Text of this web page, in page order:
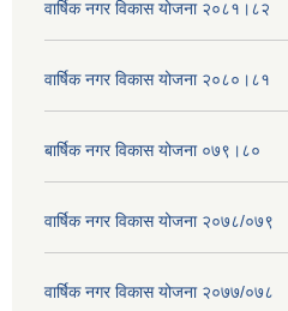
वार्षिक नगर विकास योजना २०८१।८२
वार्षिक नगर विकास योजना २०८०।८१
बार्षिक नगर विकास योजना ०७९।८०
वार्षिक नगर विकास योजना २०७८/०७९
वार्षिक नगर विकास योजना २०७७/०७८